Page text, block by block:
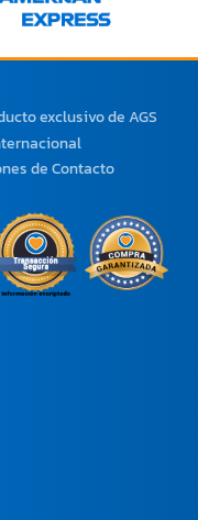
exclusivode AGS
de Contacto